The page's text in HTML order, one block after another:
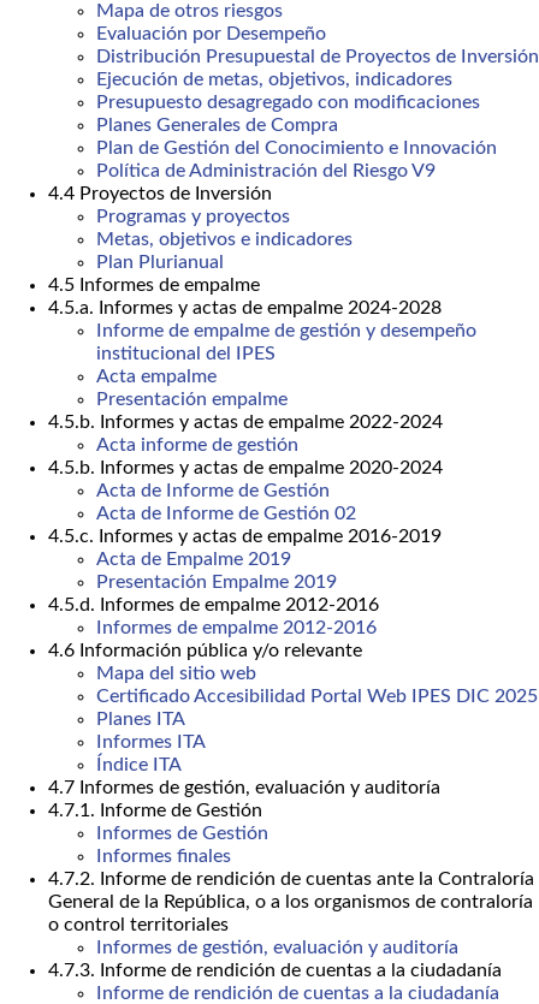
Mapa de otros riesgos
Evaluación por Desempeño
Distribución Presupuestal de Proyectos de Inversión
Ejecución de metas, objetivos, indicadores
Presupuesto desagregado con modificaciones
Planes Generales de Compra
Plan de Gestión del Conocimiento e Innovación
Política de Administración del Riesgo V9
4.4 Proyectos de Inversión
Programas y proyectos
Metas, objetivos e indicadores
Plan Plurianual
4.5 Informes de empalme
4.5.a. Informes y actas de empalme 2024-2028
Informe de empalme de gestión y desempeño
institucional del IPES
Acta empalme
Presentación empalme
4.5.b. Informes y actas de empalme 2022-2024
Acta informe de gestión
4.5.b. Informes y actas de empalme 2020-2024
Acta de Informe de Gestión
Acta de Informe de Gestión 02
4.5.c. Informes y actas de empalme 2016-2019
Acta de Empalme 2019
Presentación Empalme 2019
4.5.d. Informes de empalme 2012-2016
Informes de empalme 2012-2016
4.6 Información pública y/o relevante
Mapa del sitio web
Certificado Accesibilidad Portal Web IPES DIC 2025
Planes ITA
Informes ITA
Índice ITA
4.7 Informes de gestión, evaluación y auditoría
4.7.1. Informe de Gestión
Informes de Gestión
Informes finales
4.7.2. Informe de rendición de cuentas ante la Contraloría
General de la República, o a los organismos de contraloría
o control territoriales
Informes de gestión, evaluación y auditoría
4.7.3. Informe de rendición de cuentas a la ciudadanía
Informe de rendición de cuentas a la ciudadanía